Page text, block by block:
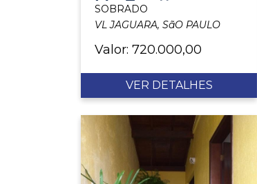
SOBRADO
VL JAGUARA, SãO PAULO
Valor: 720.000,00
VER DETALHES